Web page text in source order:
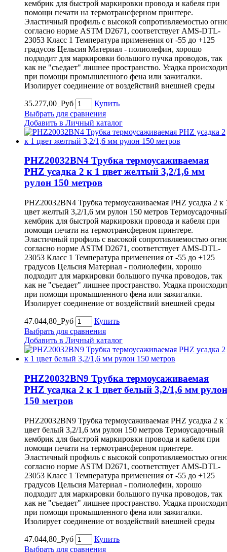
кембрик для быстрой маркировки провода и кабеля при
помощи печати на термотрансферном принтере.
Эластичный профиль с высокой сопротивляемостью
согласно норме ASTM D2671, соответствует AMS-DTL-
23053 Класс 1 Температура применения от -55 до +125
градусов Цельсия Материал - полиолефин, хорошо
подходит для маркировки большого пучка проводов, так
как не "съедает" лишнее пространство. Усадка
при помощи промышленного фена или зажигалки.
Изолирует соединение от воздействий внешней среды
35.277,00_Руб
Купить
Выбрать для сравнения
Добавить в Личный каталог
PHZ20032BN4 Трубка термоусаживаемая
PHZ усадка 2 к 1 цвет желтый 3,2/1,6 мм
рулон 150 метров
PHZ20032BN4 Трубка термоусаживаемая PHZ усадка 2 к
цвет желтый 3,2/1,6 мм рулон 150 метров
кембрик для быстрой маркировки провода и кабеля при
помощи печати на термотрансферном принтере.
Эластичный профиль с высокой сопротивляемостью
согласно норме ASTM D2671, соответствует AMS-DTL-
23053 Класс 1 Температура применения от -55 до +125
градусов Цельсия Материал - полиолефин, хорошо
подходит для маркировки большого пучка проводов, так
как не "съедает" лишнее пространство. Усадка
при помощи промышленного фена или зажигалки.
Изолирует соединение от воздействий внешней среды
47.044,80_Руб
Купить
Выбрать для сравнения
Добавить в Личный каталог
PHZ20032BN9 Трубка термоусаживаемая
PHZ усадка 2 к 1 цвет белый 3,2/1,6 мм рулон
150 метров
PHZ20032BN9 Трубка термоусаживаемая PHZ усадка 2 к
цвет белый 3,2/1,6 мм рулон 150 метров Термоусадочный
кембрик для быстрой маркировки провода и кабеля при
помощи печати на термотрансферном принтере.
Эластичный профиль с высокой сопротивляемостью
согласно норме ASTM D2671, соответствует AMS-DTL-
23053 Класс 1 Температура применения от -55 до +125
градусов Цельсия Материал - полиолефин, хорошо
подходит для маркировки большого пучка проводов, так
как не "съедает" лишнее пространство. Усадка
при помощи промышленного фена или зажигалки.
Изолирует соединение от воздействий внешней среды
47.044,80_Руб
Купить
Выбрать для сравнения